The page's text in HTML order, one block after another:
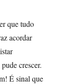
que tudo
acordar
crescer.
É sinal que